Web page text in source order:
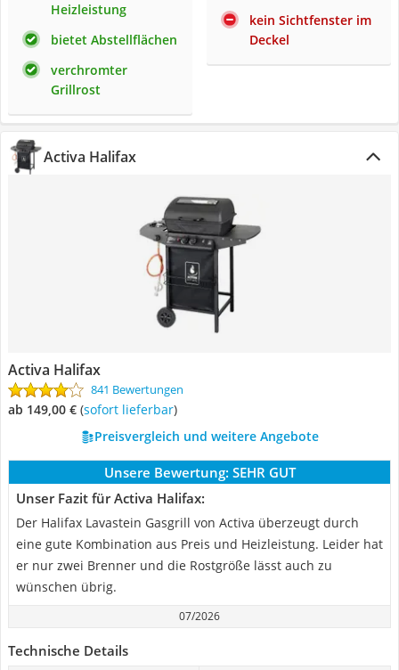
Heizleistung
bietet Abstellflächen
verchromter
Grillrost
kein Sichtfenster im
Deckel
Activa Halifax
Activa Halifax
841 Bewertungen
ab 149,00 € ( Sofort lieferbar)
Preisvergleich und weitere Angebote
Unsere Bewertung: SEHR GUT
Unser Fazit für Activa Halifax:
Der Halifax Lavastein Gasgrill von Activa überzeugt durch
eine gute Kombination aus Preis und Heizleistung. Leider hat
er nur zwei Brenner und die Rostgröße lässt auch zu
wünschen übrig.
07/2026
Technische Details